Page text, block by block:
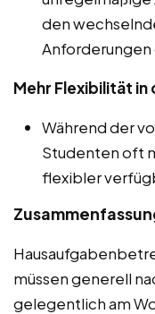
den
Mehr Flexibilität
Während der
Studenten oft
flexibler
müssen generell
gelegentlich am